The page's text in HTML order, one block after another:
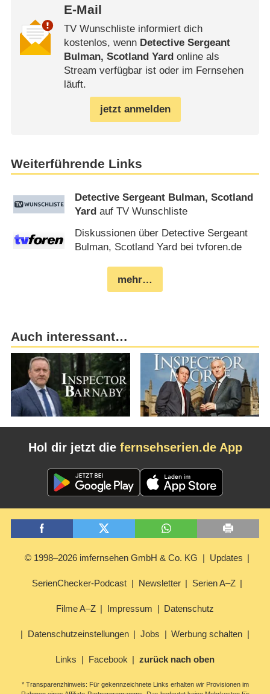
E-Mail
TV Wunschliste informiert dich
kostenlos, wenn Detective Sergeant
Bulman, Scotland Yard online als
Stream verfügbar ist oder im Fernsehen
läuft.
jetzt anmelden
Weiterführende Links
Detective Sergeant Bulman, Scotland
Yard auf TV Wunschliste
Diskussionen über Detective Sergeant
Bulman, Scotland Yard bei tvforen.de
mehr…
Auch interessant…
Hol dir jetzt die fernsehserien.de App
© 1998–2026 imfernsehen GmbH & Co. KG Updates
SerienChecker-Podcast Newsletter Serien A–Z
Filme A–Z Impressum Datenschutz
Datenschutzeinstellungen Jobs Werbung schalten
Links Facebook zurück nach oben
* Transparenzhinweis: Für gekennzeichnete Links erhalten wir Provisionen im